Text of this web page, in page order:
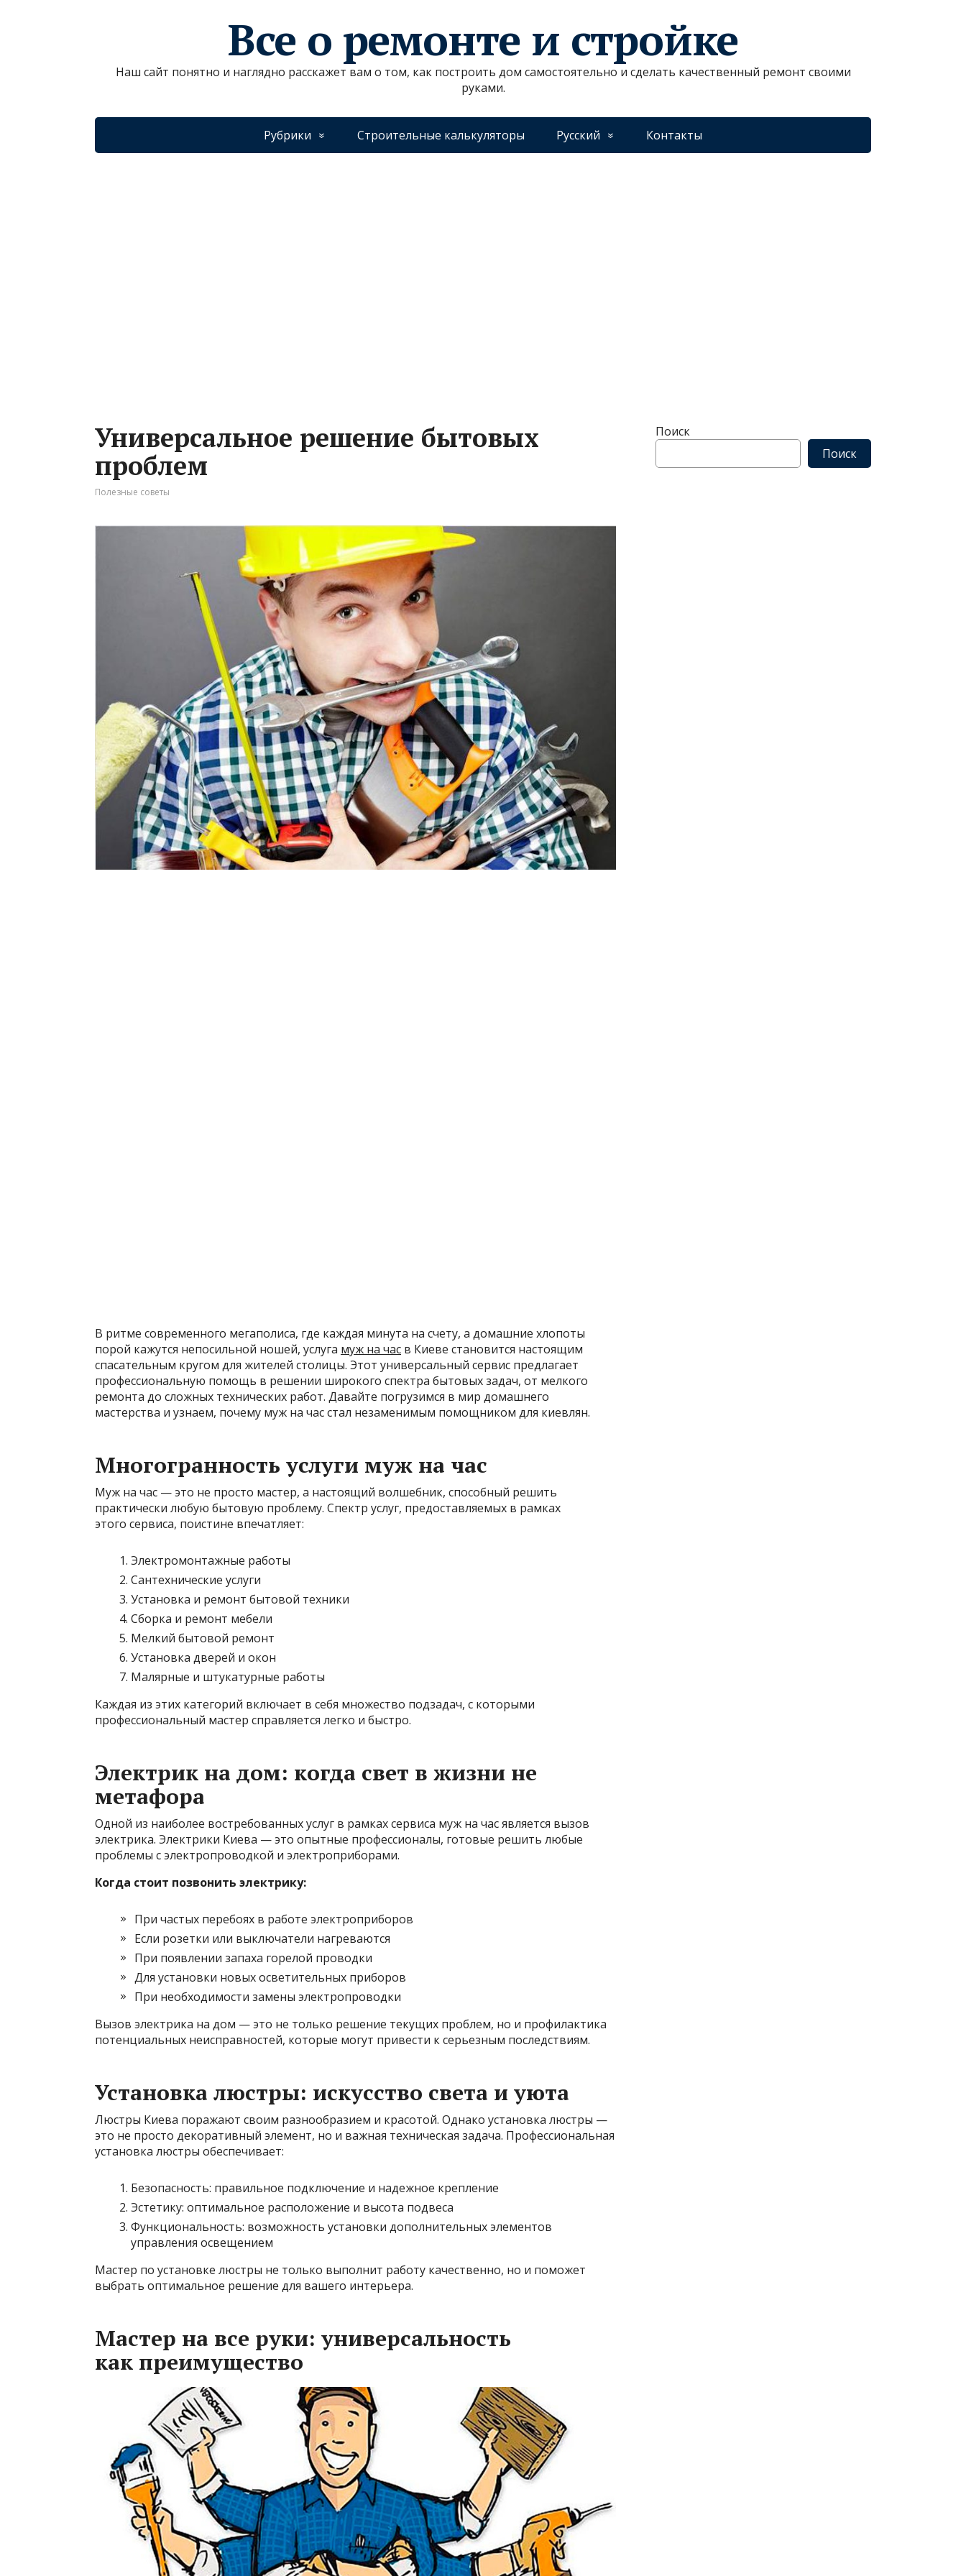
Все о ремонте и стройке
Наш сайт понятно и наглядно расскажет вам о том, как построить дом самостоятельно и сделать качественный ремонт своими
руками.
Рубрики Строительные калькуляторы Русский Контакты
Универсальное решение бытовых
проблем
Полезные советы
В ритме современного мегаполиса, где каждая минута на счету, а домашние хлопоты
порой кажутся непосильной ношей, услуга муж на час в Киеве становится настоящим
спасательным кругом для жителей столицы. Этот универсальный сервис предлагает
профессиональную помощь в решении широкого спектра бытовых задач, от мелкого
ремонта до сложных технических работ. Давайте погрузимся в мир домашнего
мастерства и узнаем, почему муж на час стал незаменимым помощником для киевлян.
Многогранность услуги муж на час
Муж на час — это не просто мастер, а настоящий волшебник, способный решить
практически любую бытовую проблему. Спектр услуг, предоставляемых в рамках
этого сервиса, поистине впечатляет:
Электромонтажные работы
Сантехнические услуги
Установка и ремонт бытовой техники
Сборка и ремонт мебели
Мелкий бытовой ремонт
Установка дверей и окон
Малярные и штукатурные работы
Каждая из этих категорий включает в себя множество подзадач, с которыми
профессиональный мастер справляется легко и быстро.
Электрик на дом: когда свет в жизни не
метафора
Одной из наиболее востребованных услуг в рамках сервиса муж на час является вызов
электрика. Электрики Киева — это опытные профессионалы, готовые решить любые
проблемы с электропроводкой и электроприборами.
Когда стоит позвонить электрику:
При частых перебоях в работе электроприборов
Если розетки или выключатели нагреваются
При появлении запаха горелой проводки
Для установки новых осветительных приборов
При необходимости замены электропроводки
Вызов электрика на дом — это не только решение текущих проблем, но и профилактика
потенциальных неисправностей, которые могут привести к серьезным последствиям.
Установка люстры: искусство света и уюта
Люстры Киева поражают своим разнообразием и красотой. Однако установка люстры —
это не просто декоративный элемент, но и важная техническая задача. Профессиональная
установка люстры обеспечивает:
Безопасность: правильное подключение и надежное крепление
Эстетику: оптимальное расположение и высота подвеса
Функциональность: возможность установки дополнительных элементов
управления освещением
Мастер по установке люстры не только выполнит работу качественно, но и поможет
выбрать оптимальное решение для вашего интерьера.
Мастер на все руки: универсальность
как преимущество
Поиск
Поиск